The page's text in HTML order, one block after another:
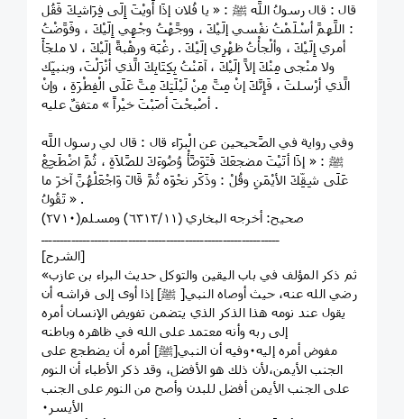
قال : قال رسولُ اللَّه ﷺ : « يا فُلان إذَا أَويْتَ إِلَى فِرَاشِكَ فَقُل
: اللَّهمَّ أسْلَمْتُ نفْسي إلَيْكَ ، ووجَّهْتُ وجْهِي إِلَيْكَ ، وفَوَّضْتُ
أمري إِلَيْكَ ، وألْجأْتُ ظهْرِي إلَيْكَ . رغْبَة ورهْبةً إلَيْكَ ، لا ملجَأَ
ولا منْجى مِنْكَ إلاَّ إلَيْكَ ، آمَنْتُ بِكِتَابِكَ الَّذي أنْزَلْتَ، وبنبيِّك
الَّذي أرْسلتَ ، فَإِنَّكَ إنْ مِتَّ مِنْ لَيْلَتِكَ مِتَّ عَلَى الْفِطْرَةِ ، وإنْ
أصْبحْتَ أصَبْتَ خيْراً » متفقٌ عليه .
وفي رواية في الصَّحيحين عن الْبرَاء قال : قال لي رسول اللَّه
ﷺ : « إذَا أتَيْتَ مضجعَكَ فَتَوَضَّأْ وُضُوءَكَ للصَّلاَةِ ، ثُمَّ اضْطَجِعْ
عَلَى شِقِّكَ الأيْمَنِ وقُلْ : وذَكَر نحْوَه ثُمَّ قَالَ وَاجْعَلْهُنَّ آخرَ ما
تَقُولُ » .
صحيح: أخرجه البخاري (٦٣١٣/١١) ومسلم(٢٧١٠)
[الشرح]
«ثم ذكر المؤلف في باب اليقين والتوكل حديث البراء بن عازب
رضي الله عنه، حيث أوصاه النبي[ ﷺ] إذا أوى إلى فراشه أن
يقول عند نومه هذا الذكر الذي يتضمن تفويض الإنسان أمره
إلى ربه وأنه معتمد على الله في ظاهره وباطنه
مفوض أمره إليه٠وفيه أن النبي[ﷺ] أمره أن يضطجع على
الجنب الأيمن،لأن ذلك هو الأفضل، وقد ذكر الأطباء أن النوم
على الجنب الأيمن أفضل للبدن وأصح من النوم على الجنب
الأيسر٠